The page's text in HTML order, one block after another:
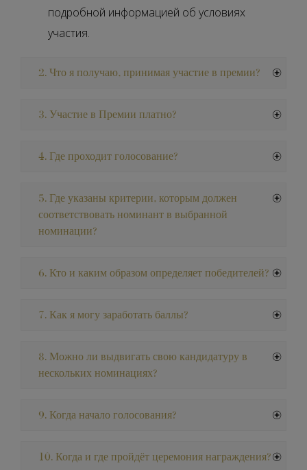
подробной информацией об условиях
участия.
2. Что я получаю, принимая участие в премии?
3. Участие в Премии платно?
4. Где проходит голосование?
5. Где указаны критерии, которым должен
соответствовать номинант в выбранной
номинации?
6. Кто и каким образом определяет победителей?
7. Как я могу заработать баллы?
8. Можно ли выдвигать свою кандидатуру в
нескольких номинациях?
9. Когда начало голосования?
10. Когда и где пройдёт церемония награждения?